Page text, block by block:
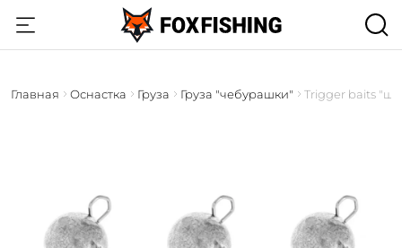
Главная Оснастка Груза Груза "чебурашки" Trigger baits